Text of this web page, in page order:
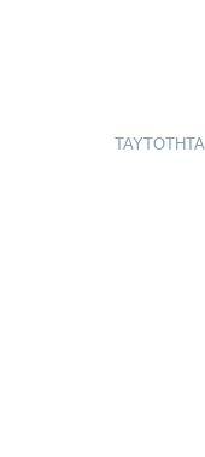
ΤΑΥΤΟΤΗΤΑ